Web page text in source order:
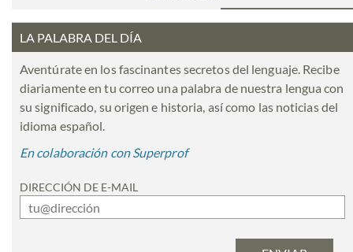
LA PALABRA DEL DÍA
Aventúrate en los fascinantes secretos del lenguaje. Recibe
diariamente en tu correo una palabra de nuestra lengua con
su significado, su origen e historia, así como las noticias del
idioma español.
En colaboración con Superprof
DIRECCIÓN DE E-MAIL